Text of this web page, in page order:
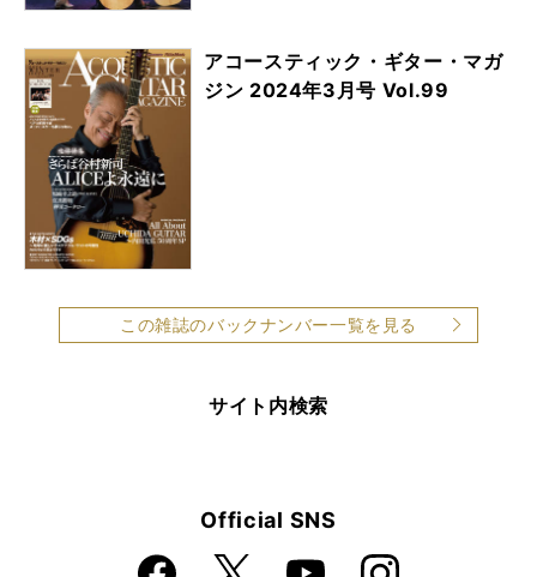
アコースティック・ギター・マガ
ジン 2024年3月号 Vol.99
この雑誌のバックナンバー一覧を見る
サイト内検索
Official SNS
FacebooX YouTube Instagra